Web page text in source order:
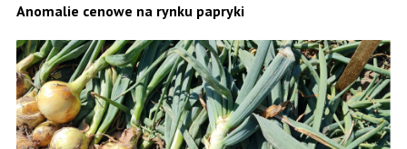
Anomalie cenowe na rynku papryki